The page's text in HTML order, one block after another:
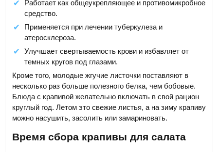
Работает как общеукрепляющее и противомикробное
средство.
Применяется при лечении туберкулеза и
атеросклероза.
Улучшает свертываемость крови и избавляет от
темных кругов под глазами.
Кроме того, молодые жгучие листочки поставляют в
несколько раз больше полезного белка, чем бобовые.
Блюда с крапивой желательно включать в свой рацион
круглый год. Летом это свежие листья, а на зиму крапиву
можно насушить, засолить или замариновать.
Время сбора крапивы для салата